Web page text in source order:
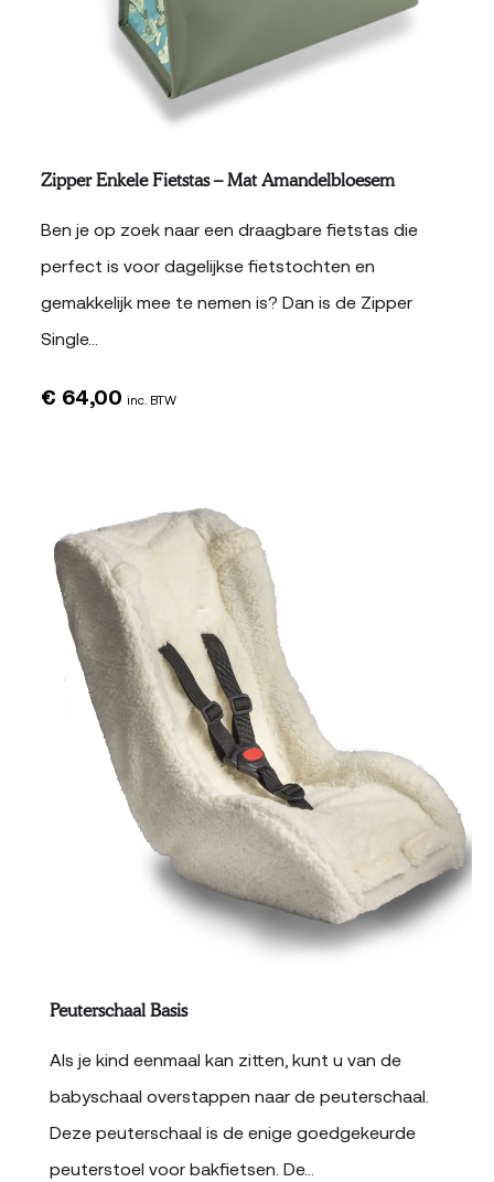
Zipper Enkele Fietstas – Mat Amandelbloesem
Ben je op zoek naar een draagbare fietstas die
perfect is voor dagelijkse fietstochten en
gemakkelijk mee te nemen is? Dan is de Zipper
Single…
€ 64,00 inc. BTW
Peuterschaal Basis
Als je kind eenmaal kan zitten, kunt u van de
babyschaal overstappen naar de peuterschaal.
Deze peuterschaal is de enige goedgekeurde
peuterstoel voor bakfietsen. De…